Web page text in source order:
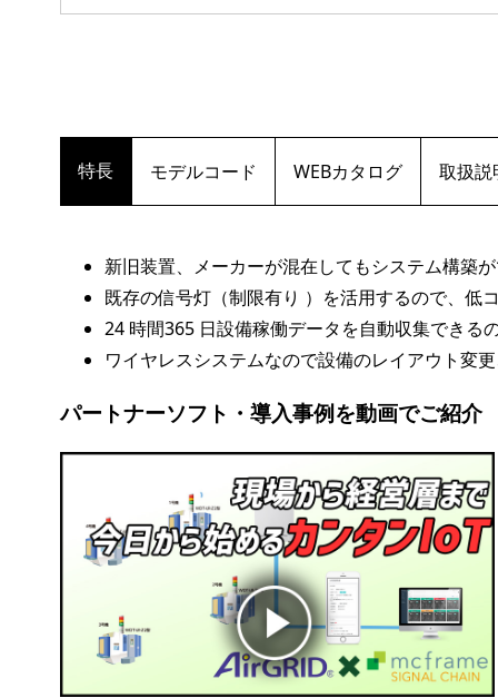
特長 モデルコード WEBカタログ 取扱
新旧装置、メーカーが混在してもシステム構築
既存の信号灯（制限有り ）を活用するので、低
24 時間365 日設備稼働データを自動収集できる
ワイヤレスシステムなので設備のレイアウト変
パートナーソフト・導入事例を動画でご紹介